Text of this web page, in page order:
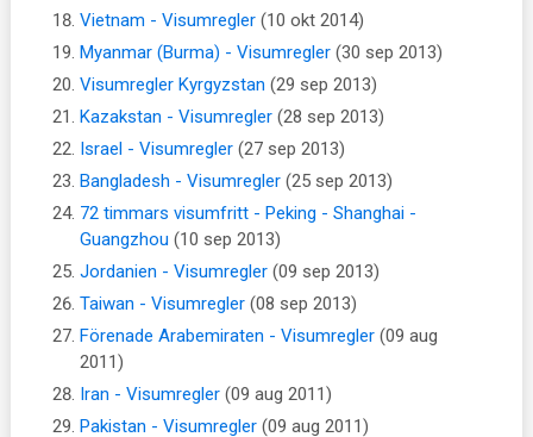
Vietnam - Visumregler (10 okt 2014)
Myanmar (Burma) - Visumregler (30 sep 2013)
Visumregler Kyrgyzstan (29 sep 2013)
Kazakstan - Visumregler (28 sep 2013)
Israel - Visumregler (27 sep 2013)
Bangladesh - Visumregler (25 sep 2013)
72 timmars visumfritt - Peking - Shanghai -
Guangzhou (10 sep 2013)
Jordanien - Visumregler (09 sep 2013)
Taiwan - Visumregler (08 sep 2013)
Förenade Arabemiraten - Visumregler (09 aug
2011)
Iran - Visumregler (09 aug 2011)
Pakistan - Visumregler (09 aug 2011)